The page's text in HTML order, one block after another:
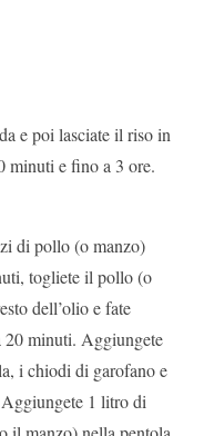
e poi lasciate il riso in
minuti e fino a 3 ore.
di pollo (o manzo)
togliete il pollo (o
dell’olio e fate
20 minuti. Aggiungete
i chiodi di garofano e
1 litro di